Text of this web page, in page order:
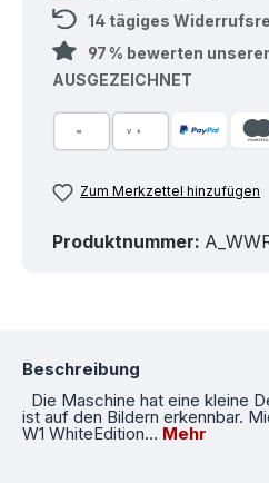
14 tägiges
97 % bewerten
AUSGEZEICHNET
Zum Merkzettel hinzufügen
Produktnummer:
Beschreibung
Die Maschine hat eine kleine
ist auf den Bildern erkennbar.
W1 WhiteEdition… Mehr